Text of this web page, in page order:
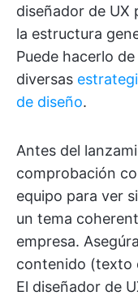
diseñador de UX
la estructura
Puede hacerlo
diversas
de diseño.
Antes del
comprobación
equipo para ver
un tema
empresa.
contenido (texto
El diseñador de